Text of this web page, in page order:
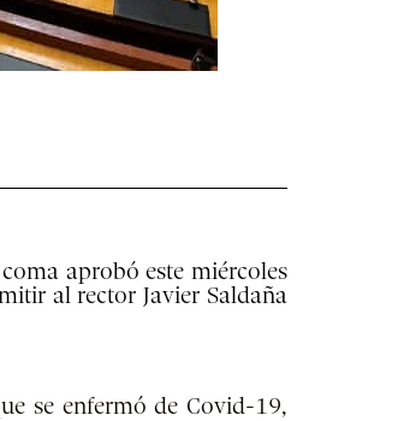
aprobó este miércoles
al rector Javier Saldaña
se enfermó de Covid-19,